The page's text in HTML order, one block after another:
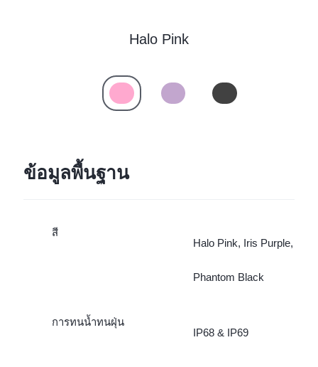
Halo Pink
ข้อมูลพื้นฐาน
สี
Halo Pink, Iris Purple,
Phantom Black
การทนน้ำทนฝุ่น
IP68 & IP69